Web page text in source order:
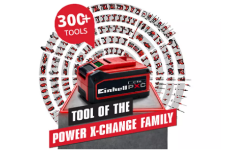
için yüksek darbe koruması sağlar. Ergonomik tutamak
sayesinde akü, cihazlardan kolayca çıkarılabilir.